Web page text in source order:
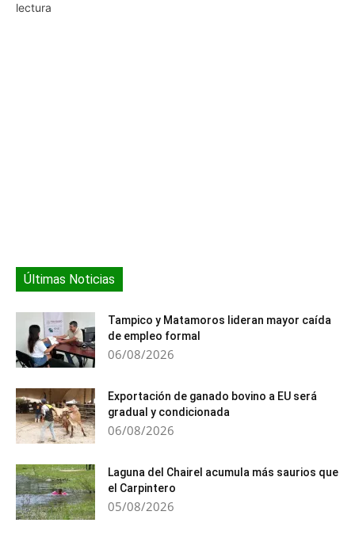
lectura
Últimas Noticias
Tampico y Matamoros lideran mayor caída
de empleo formal
06/08/2026
Exportación de ganado bovino a EU será
gradual y condicionada
06/08/2026
Laguna del Chairel acumula más saurios que
el Carpintero
05/08/2026